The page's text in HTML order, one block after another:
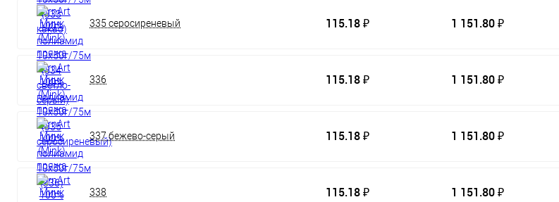
335 серосиреневый 115.18 ₽ 1 151.80 ₽
336 115.18 ₽ 1 151.80 ₽
337 бежево-серый 115.18 ₽ 1 151.80 ₽
338 115.18 ₽ 1 151.80 ₽